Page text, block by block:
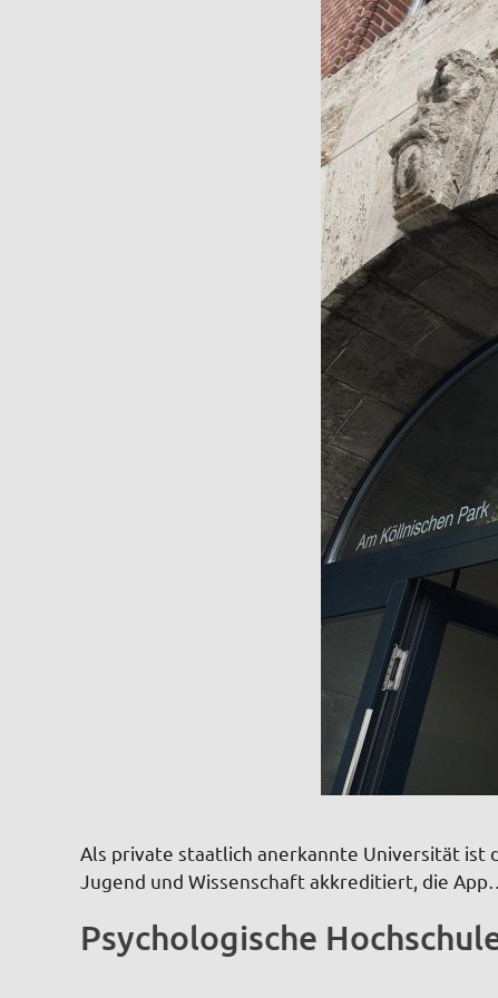
Als private staatlich anerkannte Universität ist
Jugend und Wissenschaft akkreditiert, die App…
Psychologische